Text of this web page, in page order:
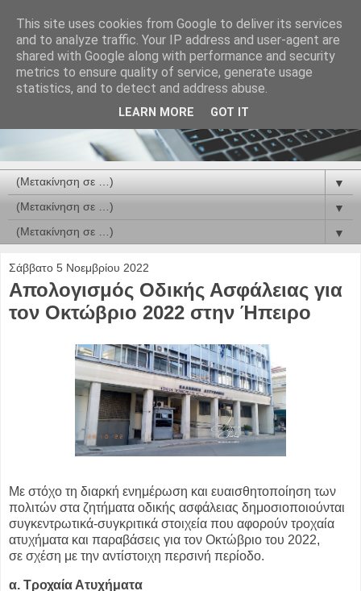
▼
▼
▼
Σάββατο 5 Νοεμβρίου 2022
Απολογισμός Οδικής Ασφάλειας για
τον Οκτώβριο 2022 στην Ήπειρο
Με στόχο τη διαρκή ενημέρωση και ευαισθητοποίηση των
πολιτών στα ζητήματα οδικής ασφάλειας δημοσιοποιούνται
συγκεντρωτικά-συγκριτικά στοιχεία που αφορούν τροχαία
ατυχήματα και παραβάσεις για τον Οκτώβριο του 2022,
σε σχέση με την αντίστοιχη περσινή περίοδο.
α. Τροχαία Ατυχήματα
This site uses cookies from Google to deliver its services
and to analyze traffic. Your IP address and user-agent are
shared with Google along with performance and security
metrics to ensure quality of service, generate usage
statistics, and to detect and address abuse.
LEARN MORE GOT IT